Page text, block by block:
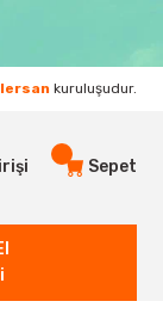
kuruluşudur.
Sepet